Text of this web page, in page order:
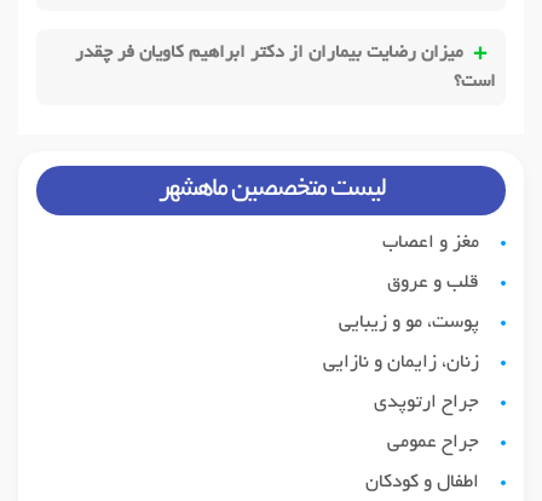
میزان رضایت بیماران از دکتر ابراهیم کاویان فر چقدر
است؟
لیست متخصصین ماهشهر
مغز و اعصاب
قلب و عروق
پوست، مو و زیبایی
زنان، زایمان و نازایی
جراح ارتوپدی
جراح عمومی
اطفال و کودکان